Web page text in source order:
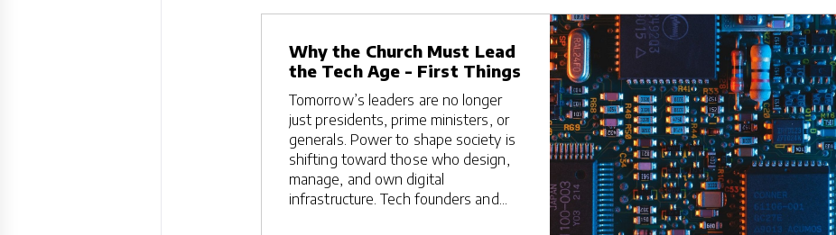
Why the Church Must Lead
the Tech Age - First Things
Tomorrow’s leaders are no longer
just presidents, prime ministers, or
generals. Power to shape society is
shifting toward those who design,
manage, and own digital
infrastructure. Tech founders and...